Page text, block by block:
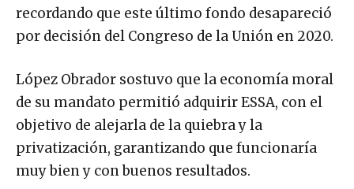
recordando que este último fondo desapareció
por decisión del Congreso de la Unión en 2020.
López Obrador sostuvo que la economía moral
de su mandato permitió adquirir ESSA, con el
objetivo de alejarla de la quiebra y la
privatización, garantizando que funcionaría
muy bien y con buenos resultados.